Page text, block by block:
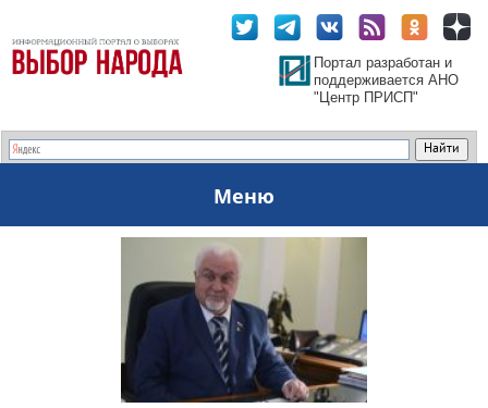
Портал разработан и
поддерживается АНО
"Центр ПРИСП"
Меню